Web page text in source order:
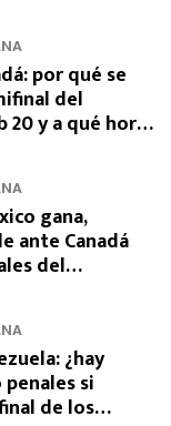
por qué se
del
20 y a qué hora
gana,
ante Canadá
del
¿hay
si
de los